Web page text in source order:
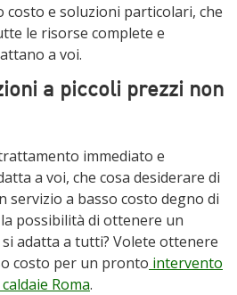
costo e soluzioni particolari, che
le risorse complete e
a voi.
a piccoli prezzi non
immediato e
a voi, che cosa desiderare di
servizio a basso costo degno di
possibilità di ottenere un
adatta a tutti? Volete ottenere
costo per un pronto intervento
Roma.